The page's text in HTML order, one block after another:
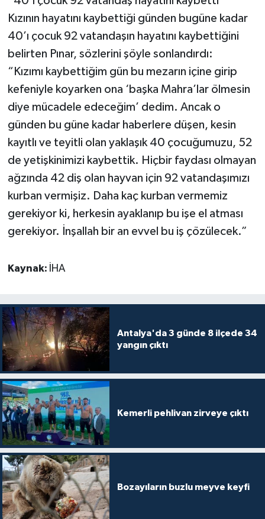
Kızının hayatını kaybettiği günden bugüne kadar
40’ı çocuk 92 vatandaşın hayatını kaybettiğini
belirten Pınar, sözlerini şöyle sonlandırdı:
“Kızımı kaybettiğim gün bu mezarın içine girip
kefeniyle koyarken ona ‘başka Mahra’lar ölmesin
diye mücadele edeceğim’ dedim. Ancak o
günden bu güne kadar haberlere düşen, kesin
kayıtlı ve teyitli olan yaklaşık 40 çocuğumuzu, 52
de yetişkinimizi kaybettik. Hiçbir faydası olmayan
ağzında 42 diş olan hayvan için 92 vatandaşımızı
kurban vermişiz. Daha kaç kurban vermemiz
gerekiyor ki, herkesin ayaklanıp bu işe el atması
gerekiyor. İnşallah bir an evvel bu iş çözülecek.”
Kaynak: İHA
Antalya'da 3 günde 8 ilçede 34
yangın çıktı
Kemerli pehlivan zirveye çıktı
Bozayıların buzlu meyve keyfi